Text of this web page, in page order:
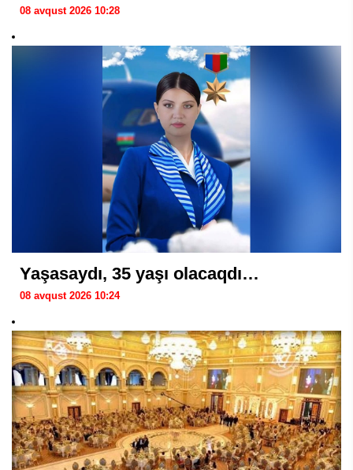
08 avqust 2026 10:28
Yaşasaydı, 35 yaşı olacaqdı…
08 avqust 2026 10:24